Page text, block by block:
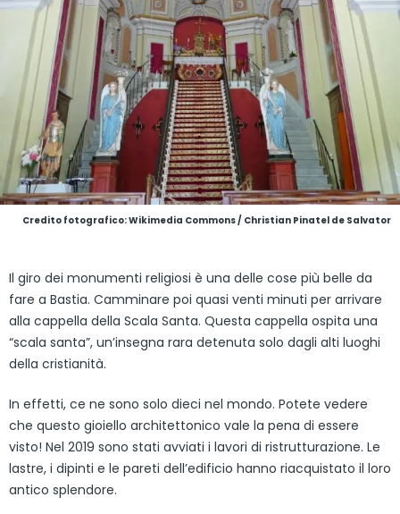
Credito fotografico: Wikimedia Commons / Christian Pinatel de Salvator
Il giro dei monumenti religiosi è una delle cose più belle da
fare a Bastia. Camminare poi quasi venti minuti per arrivare
alla cappella della Scala Santa. Questa cappella ospita una
“scala santa”, un’insegna rara detenuta solo dagli alti luoghi
della cristianità.
In effetti, ce ne sono solo dieci nel mondo. Potete vedere
che questo gioiello architettonico vale la pena di essere
visto! Nel 2019 sono stati avviati i lavori di ristrutturazione. Le
lastre, i dipinti e le pareti dell’edificio hanno riacquistato il loro
antico splendore.